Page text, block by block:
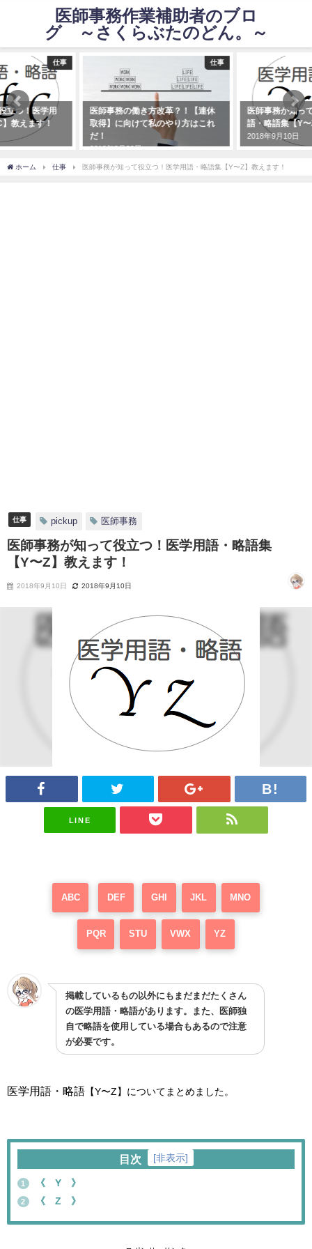
医師事務作業補助者のブロ
グ ～さくらぶたのどん。～
仕事
立つ！医学用
教えます！
仕事
医師事務の働き方改革？！【連休
取得】に向けて私のやり方はこれ
だ！
2018年8月20日
医師事務が知っ
語・略語集【Y
2018年9月10日
ホーム 仕事 医師事務が知って役立つ！医学用語・略語集【Y〜Z】教えます！
仕事 pickup 医師事務
医師事務が知って役立つ！医学用語・略語集
【Y〜Z】教えます！
2018年9月10日 2018年9月10日
LINE
ABC DEF GHI JKL MNO
PQR STU VWX YZ
掲載しているもの以外にもまだまだたくさん
の医学用語・略語があります。また、医師独
自で略語を使用している場合もあるので注意
が必要です。
医学用語・略語 【Y〜Z】についてまとめました。
目次 [非表示]
1 《 Y 》
2 《 Z 》